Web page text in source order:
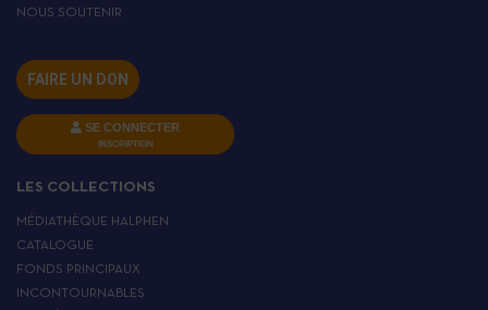
NOUS SOUTENIR
FAIRE UN DON
SE CONNECTER
INSCRIPTION
LES COLLECTIONS
MÉDIATHÈQUE HALPHEN
CATALOGUE
FONDS PRINCIPAUX
INCONTOURNABLES